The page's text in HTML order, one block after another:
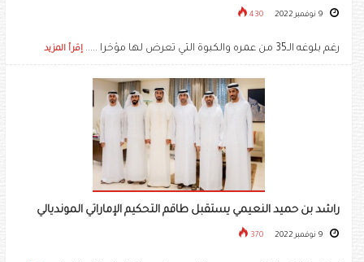
430
رغم بلوغه الـ35 من عمره والكبوة التي تعرض لها مؤخرا ..... إقرأ المزيد
راشد بن حميد النعيمي يستقبل طاقم التحكيم الإماراتي المونديالي
370